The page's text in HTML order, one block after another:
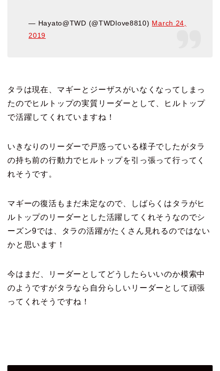
— Hayato@TWD (@TWDlove8810) March 24,
2019
タラは現在、マギーとジーザスがいなくなってしまっ
たのでヒルトップの実質リーダーとして、ヒルトップ
で活躍してくれていますね！
いきなりのリーダーで戸惑っている様子でしたがタラ
の持ち前の行動力でヒルトップを引っ張って行ってく
れそうです。
マギーの復活もまだ未定なので、しばらくはタラがヒ
ルトップのリーダーとした活躍してくれそうなのでシ
ーズン9では、タラの活躍がたくさん見れるのではない
かと思います！
今はまだ、リーダーとしてどうしたらいいのか模索中
のようですがタラなら自分らしいリーダーとして頑張
ってくれそうですね！